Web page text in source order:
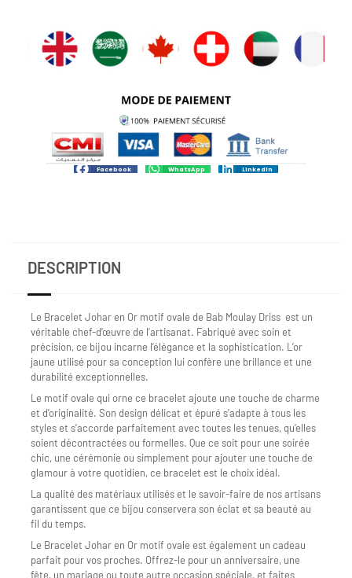
Facebook WhatsApp LinkedIn
DESCRIPTION
Le Bracelet Johar en Or motif ovale de Bab Moulay Driss est un
véritable chef-d’œuvre de l’artisanat. Fabriqué avec soin et
précision, ce bijou incarne l’élégance et la sophistication. L’or
jaune utilisé pour sa conception lui confère une brillance et une
durabilité exceptionnelles.
Le motif ovale qui orne ce bracelet ajoute une touche de charme
et d’originalité. Son design délicat et épuré s’adapte à tous les
styles et s’accorde parfaitement avec toutes les tenues, qu’elles
soient décontractées ou formelles. Que ce soit pour une soirée
chic, une cérémonie ou simplement pour ajouter une touche de
glamour à votre quotidien, ce bracelet est le choix idéal.
La qualité des matériaux utilisés et le savoir-faire de nos artisans
garantissent que ce bijou conservera son éclat et sa beauté au
fil du temps.
Le Bracelet Johar en Or motif ovale est également un cadeau
parfait pour vos proches. Offrez-le pour un anniversaire, une
fête, un mariage ou toute autre occasion spéciale, et faites